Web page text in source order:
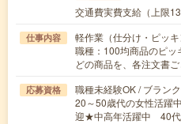
交通費実費支給（上限
仕事内容
軽作業（仕分け・ピッ
職種：100均商品のピッ
どの商品を、各注文書
応募資格
職種未経験OK / ブラン
20～50歳代の女性活躍
迎★中高年活躍中 40